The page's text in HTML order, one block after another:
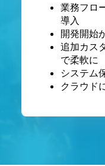
業務フロ
導入
開発開始
追加カス
で柔軟に
システム
クラウド